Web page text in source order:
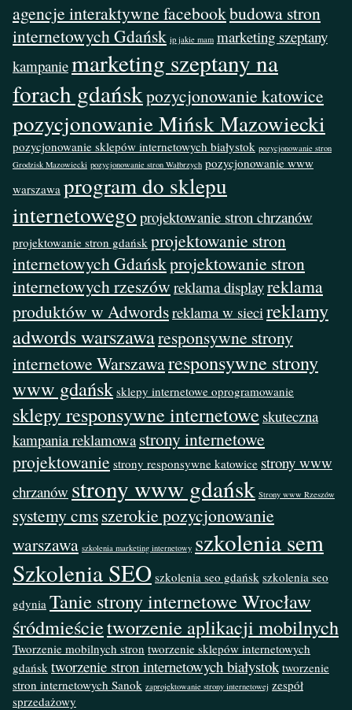
agencje interaktywne facebookbudowa stron
internetowych Gdańsk ip jakie mam marketing szeptany
kampaniemarketing szeptany na
forach gdańskpozycjonowanie katowice
pozycjonowanie Mińsk Mazowiecki
pozycjonowanie sklepów internetowych białystok pozycjonowanie stron
Grodzisk Mazowiecki pozycjonowanie stron Wałbrzych pozycjonowanie www
warszawa program do sklepu
internetowego projektowanie stron chrzanów
projektowanie stron gdańsk projektowanie stron
internetowych Gdańskprojektowanie stron
internetowych rzeszów reklama displayreklama
produktów w Adwordsreklama w sieci reklamy
adwords warszawaresponsywne strony
internetowe Warszawaresponsywne strony
www gdańsk sklepy internetowe oprogramowanie
sklepy responsywne internetowe skuteczna
kampania reklamowa strony internetowe
projektowanie strony responsywne katowice strony www
chrzanów strony www gdańsk Strony www Rzeszów
systemy cmsszerokie pozycjonowanie
warszawa szkolenia marketing internetowy szkolenia sem
Szkolenia SEO szkolenia seo gdańsk szkolenia seo
gdynia Tanie strony internetowe Wrocław
śródmieścietworzenie aplikacji mobilnych
Tworzenie mobilnych stron tworzenie sklepów internetowych
gdańsk tworzenie stron internetowych białystok tworzenie
stron internetowych Sanok zaprojektowanie strony internetowej zespół
sprzedażowy